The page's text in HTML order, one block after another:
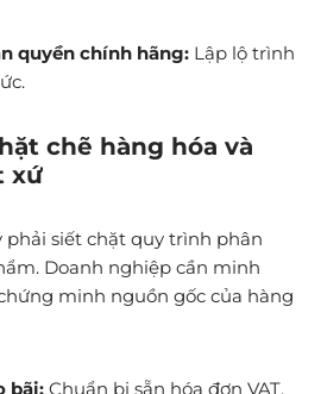
quyền chính hãng: Lập lộ trình
chẽ hàng hóa và
xứ
phải siết chặt quy trình phân
Doanh nghiệp cần minh
minh nguồn gốc của hàng
bãi: Chuẩn bị sẵn hóa đơn VAT,